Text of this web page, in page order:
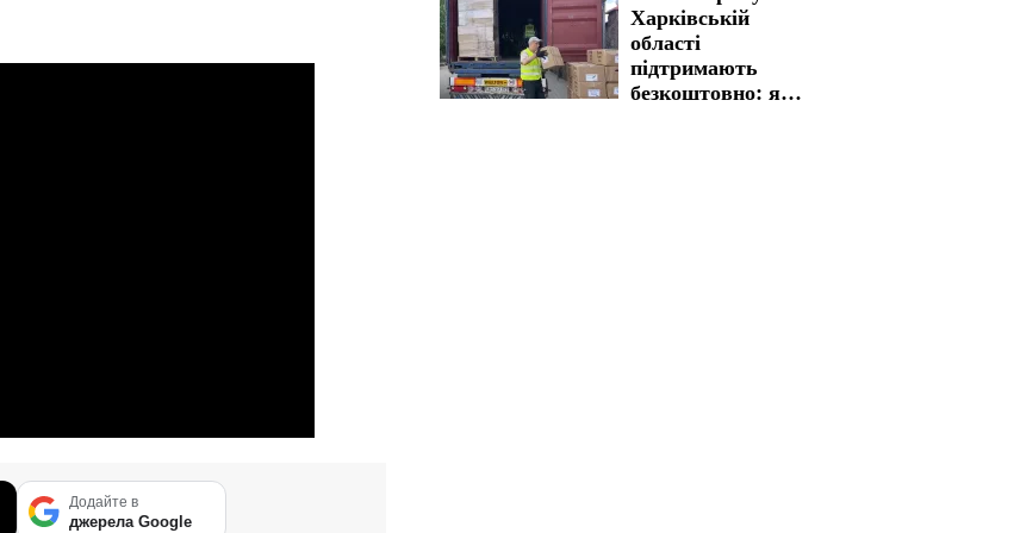
Додайте в
джерела Google
підтримкою
Харківській
області
підтримають
безкоштовно: яку